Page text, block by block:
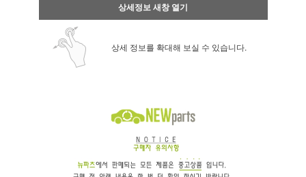
상세정보 새창 열기
상세 정보를 확대해 보실 수 있습니다.